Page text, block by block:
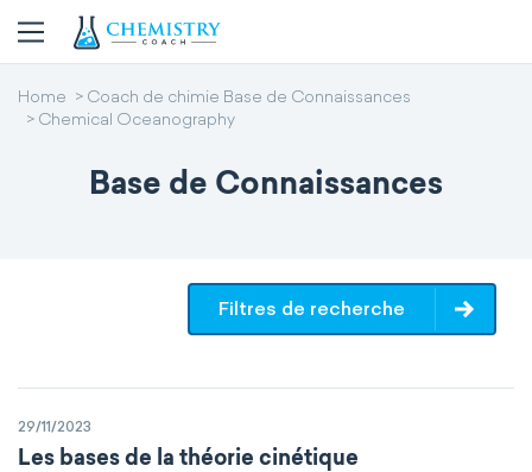
Home
Coach de chimie Base de Connaissances
Chemical Oceanography
Base de Connaissances
Filtres de recherche
29/11/2023
Les bases de la théorie cinétique